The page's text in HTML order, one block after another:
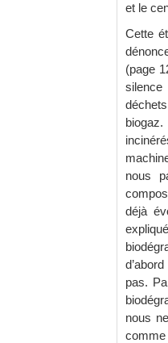
et le
Cette
(page
nous
déjà
pas.
nous
comme